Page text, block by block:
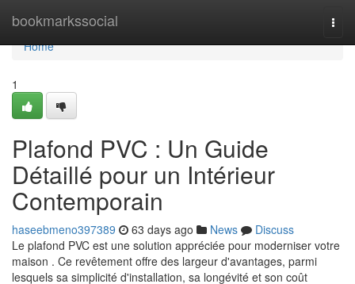
bookmarkssocial
Home
Home
1
Plafond PVC : Un Guide
Détaillé pour un Intérieur
Contemporain
haseebmeno397389 63 days ago News
Discuss
Le plafond PVC est une solution appréciée pour moderniser votre
maison . Ce revêtement offre des largeur d'avantages, parmi
lesquels sa simplicité d'installation, sa longévité et son coût